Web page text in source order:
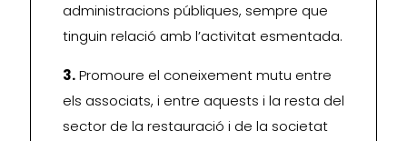
administracions públiques, sempre que
tinguin relació amb l’activitat esmentada.
3.Promoure el coneixement mutu entre
els associats, i entre aquests i la resta del
sector de la restauració i de la societat